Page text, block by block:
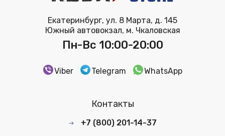
Екатеринбург, ул. 8 Марта, д. 145
Южный автовокзал, м. Чкаловская
Пн-Вс 10:00-20:00
Viber Telegram WhatsApp
Контакты
+7 (800) 201-14-37